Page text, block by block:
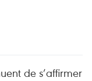
de s’affirmer